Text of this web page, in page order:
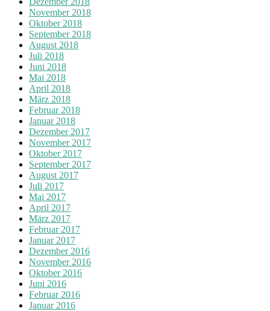
November 2018
Oktober 2018
September 2018
August 2018
Juli 2018
Juni 2018
Mai 2018
April 2018
März 2018
Februar 2018
Januar 2018
Dezember 2017
November 2017
Oktober 2017
September 2017
August 2017
Juli 2017
Mai 2017
April 2017
März 2017
Februar 2017
Januar 2017
Dezember 2016
November 2016
Oktober 2016
Juni 2016
Februar 2016
Januar 2016